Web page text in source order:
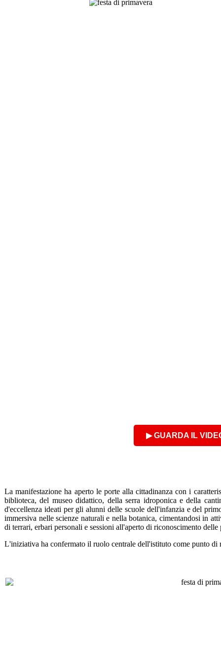
▶ GUARDA IL
La manifestazione ha aperto le porte alla cittadinanza con i
biblioteca, del museo didattico, della serra idroponica e della
d'eccellenza ideati per gli alunni delle scuole dell'infanzia e del
immersiva nelle scienze naturali e nella botanica, cimentandosi in
di terrari, erbari personali e sessioni all'aperto di riconoscimento delle
L'iniziativa ha confermato il ruolo centrale dell'istituto come punto